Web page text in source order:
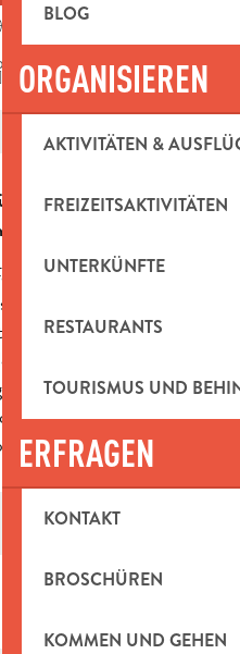
BLOG
ORGANISIEREN
AKTIVITÄTEN &
FREIZEITSAKTIVITÄTEN
UNTERKÜNFTE
RESTAURANTS
TOURISMUS UND
ERFRAGEN
KONTAKT
BROSCHÜREN
KOMMEN UND GEHEN
südlich von Aubagne.
Gemeindewald.
und
Coueste und ihre
von
Mountainbiking,
auf dem
nur für einen
Parcours.